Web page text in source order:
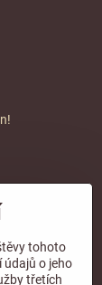
tohoto
údajů o jeho
třetích